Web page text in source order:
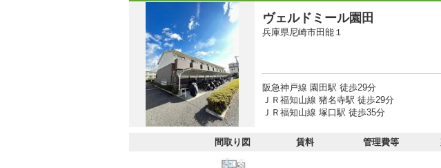
ヴェルドミール園田
兵庫県尼崎市田能１
阪急神戸線 園田駅 徒歩29分
ＪＲ福知山線 猪名寺駅 徒歩29分
ＪＲ福知山線 塚口駅 徒歩35分
間取り図 賃料 管理費等